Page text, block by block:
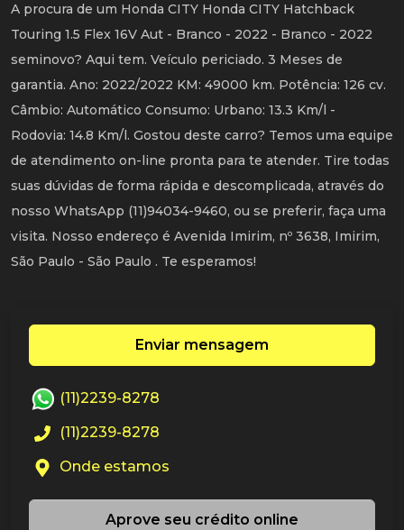
A procura de um Honda CITY Honda CITY Hatchback
Touring 1.5 Flex 16V Aut - Branco - 2022 - Branco - 2022
seminovo? Aqui tem. Veículo periciado. 3 Meses de
garantia. Ano: 2022/2022 KM: 49000 km. Potência: 126 cv.
Câmbio: Automático Consumo: Urbano: 13.3 Km/l -
Rodovia: 14.8 Km/l. Gostou deste carro? Temos uma equipe
de atendimento on-line pronta para te atender. Tire todas
suas dúvidas de forma rápida e descomplicada, através do
nosso WhatsApp (11)94034-9460, ou se preferir, faça uma
visita. Nosso endereço é Avenida Imirim, nº 3638, Imirim,
São Paulo - São Paulo . Te esperamos!
Enviar mensagem
(11)2239-8278
(11)2239-8278
Onde estamos
Aprove seu crédito online